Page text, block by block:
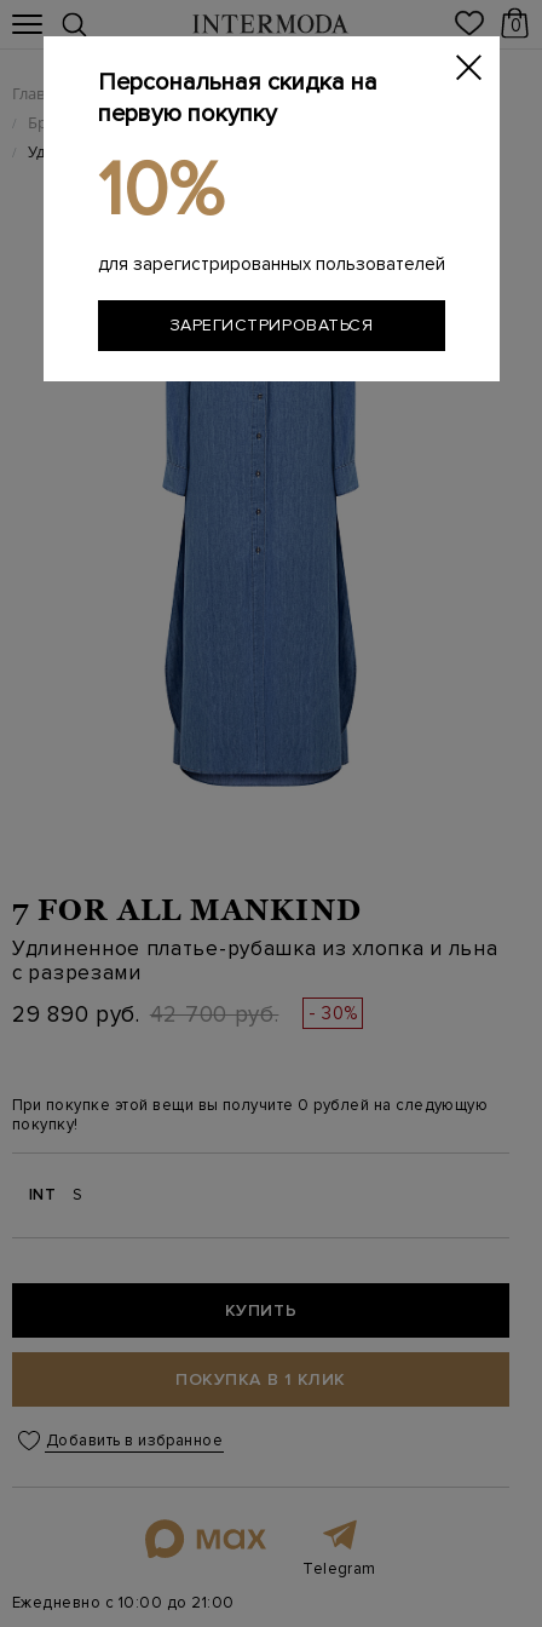
0
Главная Женщинам / Женская одежда
/ Брендовые женские платья
/ Удлиненное платье-рубашка из хлопка и льна с разрезами
7 FOR ALL MANKIND
Удлиненное платье-рубашка из хлопка и льна
с разрезами
29 890 руб. 42 700 руб. - 30%
При покупке этой вещи вы получите 0 рублей на следующую
покупку!
INT S
КУПИТЬ
ПОКУПКА В 1 КЛИК
Добавить в избранное
Telegram
Ежедневно с 10:00 до 21:00
Персональная скидка на
первую покупку
10%
для зарегистрированных пользователей
ЗАРЕГИСТРИРОВАТЬСЯ